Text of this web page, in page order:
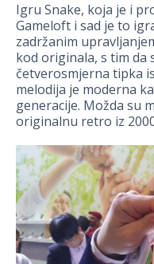
Igru Snake, koja je i
Gameloft i sad je to
zadržanim
kod originala, s tim da
četverosmjerna tipka
melodija je moderna
generacije. Možda su
originalnu retro iz